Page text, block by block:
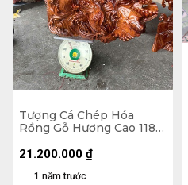
Tượng Cá Chép Hóa
Rồng Gỗ Hương Cao 118
1 năm trước
21.200.000 ₫